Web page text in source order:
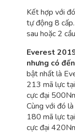
Kết hợp với
tự động 8
sau hoặc 2
Everest
nhưng có
bật nhất là
213 mã lực
cực đại
Cùng với đó
180 mã lực
cực đại